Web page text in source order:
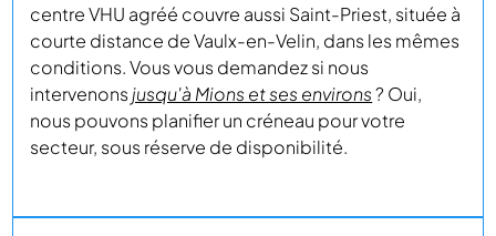
centre VHU agréé couvre aussi Saint-Priest, située à
courte distance de Vaulx-en-Velin, dans les mêmes
conditions. Vous vous demandez si nous
intervenonsjusqu'à Mions et ses environs? Oui,
nous pouvons planifier un créneau pour votre
secteur, sous réserve de disponibilité.